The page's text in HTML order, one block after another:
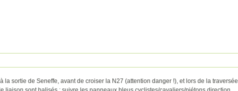
la sortie de Seneffe, avant de croiser la N27 (attention danger !), et lors de la traversée